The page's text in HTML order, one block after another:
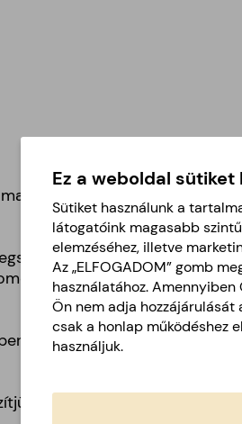
sütőpapír alatt egy pohár
a reszelt
végül sózzuk és
sütjük, amíg a croissant
Ez a weboldal sütiket
Sütiket használunk a
látogatóink magasabb
elemzéséhez, illetve
Az „ELFOGADOM” gomb
használatához.
Ön nem adja
csak a honlap működéshez
használjuk.